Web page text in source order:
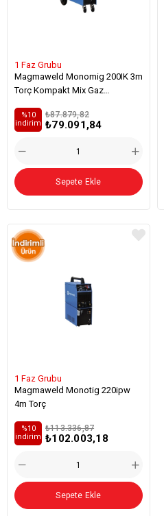
1 Faz Grubu
Magmaweld Monomig 200IK 3m
Torç Kompakt Mix Gaz
₺79.091,84
₺87.879,82
%10
i̇ndirim
Sepete Ekle
1 Faz Grubu
Magmaweld Monotig 220ipw
4m Torç
₺102.003,18
₺113.336,87
%10
i̇ndirim
Sepete Ekle